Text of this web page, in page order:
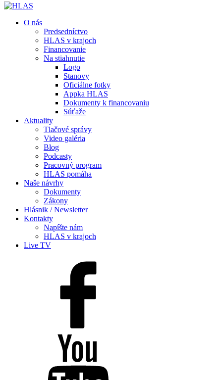
O nás
Predsedníctvo
HLAS v krajoch
Financovanie
Na stiahnutie
Logo
Stanovy
Oficiálne fotky
Appka HLAS
Dokumenty k financovaniu
Súťaže
Aktuality
Tlačové správy
Video galéria
Blog
Podcasty
Pracovný program
HLAS pomáha
Naše návrhy
Dokumenty
Zákony
Hlásnik / Newsletter
Kontakty
Napíšte nám
HLAS v krajoch
Live TV